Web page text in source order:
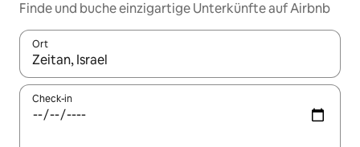
Finde und buche einzigartige Unterkünfte auf Airbnb
Ort
Wenn Ergebnisse verfügbar sind, navigiere mit den
Check-in